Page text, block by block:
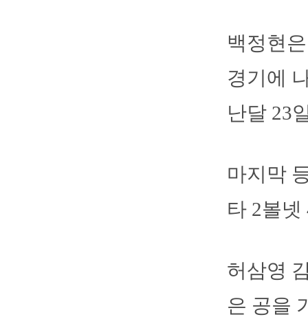
백정현
경기에
난달 23
마지막
타 2볼
허삼영
은 공을